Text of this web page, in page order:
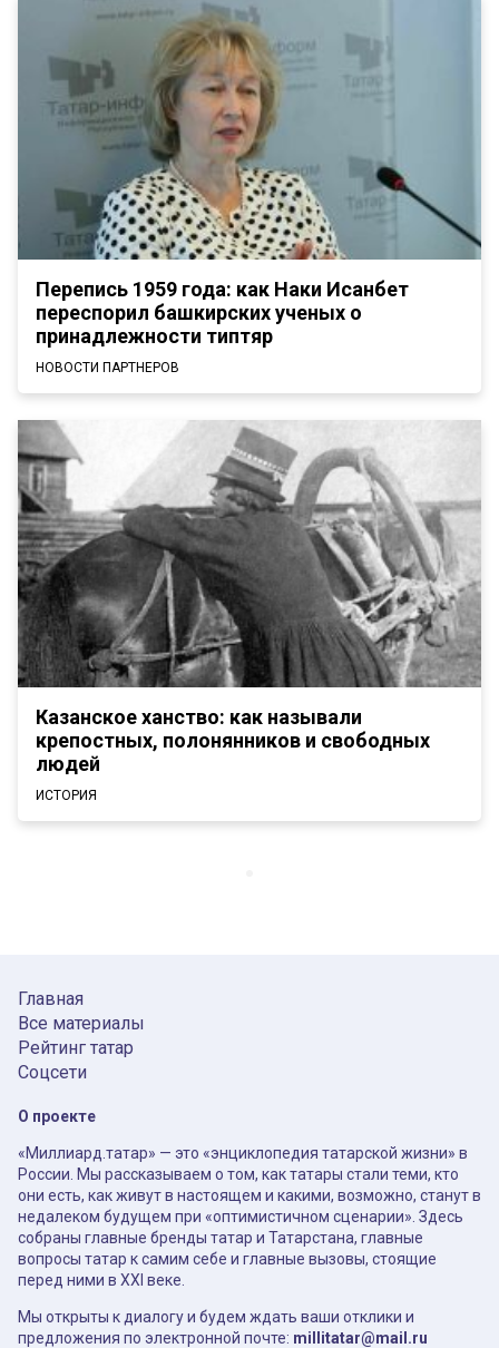
Перепись 1959 года: как Наки Исанбет
переспорил башкирских ученых о
принадлежности типтяр
НОВОСТИ ПАРТНЕРОВ
Казанское ханство: как называли
крепостных, полонянников и свободных
людей
ИСТОРИЯ
Главная
Все материалы
Рейтинг татар
Соцсети
О проекте
«Миллиард.татар» — это «энциклопедия татарской жизни» в
России. Мы рассказываем о том, как татары стали теми, кто
они есть, как живут в настоящем и какими, возможно, станут в
недалеком будущем при «оптимистичном сценарии». Здесь
собраны главные бренды татар и Татарстана, главные
вопросы татар к самим себе и главные вызовы, стоящие
перед ними в XXI веке.
Мы открыты к диалогу и будем ждать ваши отклики и
предложения по электронной почте: millitatar@mail.ru